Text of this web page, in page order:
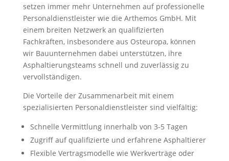
setzen immer mehr Unternehmen auf professionelle
Personaldienstleister wie die Arthemos GmbH. Mit
einem breiten Netzwerk an qualifizierten
Fachkräften, insbesondere aus Osteuropa, können
wir Bauunternehmen dabei unterstützen, ihre
Asphaltierungsteams schnell und zuverlässig zu
vervollständigen.
Die Vorteile der Zusammenarbeit mit einem
spezialisierten Personaldienstleister sind vielfältig:
Schnelle Vermittlung innerhalb von 3-5 Tagen
Zugriff auf qualifizierte und erfahrene Asphaltierer
Flexible Vertragsmodelle wie Werkverträge oder